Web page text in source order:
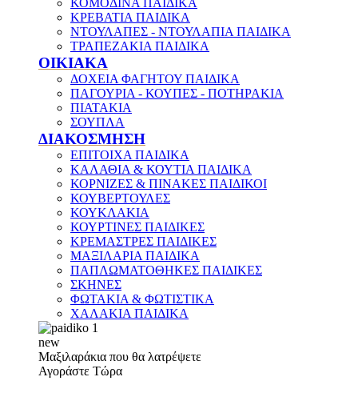
ΚΟΜΟΔΙΝΑ ΠΑΙΔΙΚΑ
ΚΡΕΒΑΤΙΑ ΠΑΙΔΙΚΑ
ΝΤΟΥΛΑΠΕΣ - ΝΤΟΥΛΑΠΙΑ ΠΑΙΔΙΚΑ
ΤΡΑΠΕΖΑΚΙΑ ΠΑΙΔΙΚΑ
ΟΙΚΙΑΚΑ
ΔΟΧΕΙΑ ΦΑΓΗΤΟΥ ΠΑΙΔΙΚΑ
ΠΑΓΟΥΡΙΑ - ΚΟΥΠΕΣ - ΠΟΤΗΡΑΚΙΑ
ΠΙΑΤΑΚΙΑ
ΣΟΥΠΛΑ
ΔΙΑΚΟΣΜΗΣΗ
ΕΠΙΤΟΙΧΑ ΠΑΙΔΙΚΑ
ΚΑΛΑΘΙΑ & ΚΟΥΤΙΑ ΠΑΙΔΙΚΑ
ΚΟΡΝΙΖΕΣ & ΠΙΝΑΚΕΣ ΠΑΙΔΙΚΟΙ
ΚΟΥΒΕΡΤΟΥΛΕΣ
ΚΟΥΚΛΑΚΙΑ
ΚΟΥΡΤΙΝΕΣ ΠΑΙΔΙΚΕΣ
ΚΡΕΜΑΣΤΡΕΣ ΠΑΙΔΙΚΕΣ
ΜΑΞΙΛΑΡΙΑ ΠΑΙΔΙΚΑ
ΠΑΠΛΩΜΑΤΟΘΗΚΕΣ ΠΑΙΔΙΚΕΣ
ΣΚΗΝΕΣ
ΦΩΤΑΚΙΑ & ΦΩΤΙΣΤΙΚΑ
ΧΑΛΑΚΙΑ ΠΑΙΔΙΚΑ
new
Μαξιλαράκια που θα λατρέψετε
Αγοράστε Τώρα